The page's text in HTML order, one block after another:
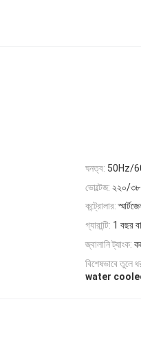
ঘনত্ব: 50Hz/
ভোল্টেজ: ২২০/
কন্ট্রোলার:
গ্যারান্টি: 1 বছর
জ্বালানি ট্যাংক:
বিশেষভাবে তুলে
water